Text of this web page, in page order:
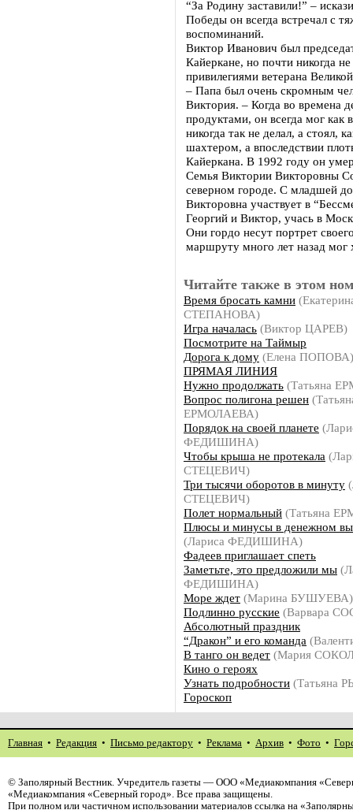
“За Родину заставили!” –
Победы он всегда встречал с
воспоминаний.
Виктор Иванович был
Кайеркане, но почти никогда
привилегиями ветерана
– Папа был очень скромным
Виктория. – Когда во времена
продуктами, он всегда мог как
никогда так не делал, а стоял,
шахтером, а впоследствии
Кайеркана. В 1992 году он
Семья Виктории Викторовны
северном городе. С младшей
Викторовна участвует в
Георгий и Виктор, учась в
Они гордо несут портрет
маршруту много лет назад мог
Читайте также в этом
Время бросать камни
СТЕПАНОВА)
Игра началась (Виктор ЦАРЕВ)
Посмотрите на Таймыр
Дорога к дому (Елена ПОПОВА)
ПРЯМАЯ ЛИНИЯ
Нужно продолжать (Татьяна
Вопрос полигона решен
ЕРМОЛАЕВА)
Порядок на своей планете
ФЕДИШИНА)
Чтобы крыша не протекала
СТЕЦЕВИЧ)
Три тысячи оборотов в минуту
СТЕЦЕВИЧ)
Полет нормальный (Татьяна
Плюсы и минусы в денежном
(Лариса ФЕДИШИНА)
Фадеев приглашает спеть
Заметьте, это предложили мы
ФЕДИШИНА)
Море ждет (Марина БУШУЕВА)
Подлинно русские (Варвара
Абсолютный праздник
“Дракон” и его команда
В танго он ведет (Мария
Кино о героях
Узнать подробности (Татьяна
Гороскоп
Главная • Редакция • Письмо редактору • Реклама • Архив • Фото •
© Заполярный Вестник. Учредитель газеты — ООО «Медиакомпания
«Медиакомпания «Северный город». Все права защищены.
При полном или частичном использовании материалов ссылка на